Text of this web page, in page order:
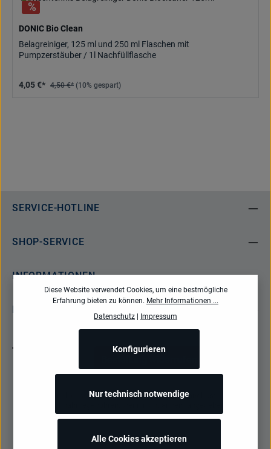
DONIC Bio Clean
Belagreiniger, 125 ml und 250 ml Flaschen mit
Pumpzerstäuber / 1l Nachfüllflasche
4,05 €* 4,50 €* (10% gespart)
SERVICE-HOTLINE
SHOP-SERVICE
INFORMATIONEN
Alle Preise inkl. gesetzl. Mehrwertsteuer zzgl.Versandkosten
Diese Website verwendet Cookies, um eine bestmögliche
Erfahrung bieten zu können. Mehr Informationen ...
Datenschutz | Impressum
Nur technisch notwendige
Konfigurieren
Alle Cookies akzeptieren